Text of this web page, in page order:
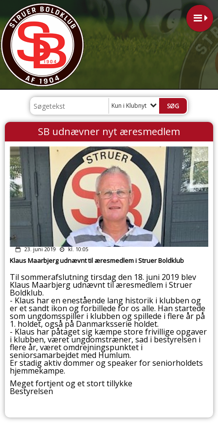
Kun i Klubnyt
SB udnævner nyt æresmedlem
23. juni 2019 kl. 10:05
Klaus Maarbjerg udnævnt til æresmedlem i Struer Boldklub
Til sommerafslutning tirsdag den 18. juni 2019 blev
Klaus Maarbjerg udnævnt til æresmedlem i Struer
Boldklub.
- Klaus har en enestående lang historik i klubben og
er et sandt ikon og forbillede for os alle. Han startede
som ungdomsspiller i klubben og spillede i flere år på
1. holdet, også på Danmarksserie holdet.
- Klaus har påtaget sig kæmpe store frivillige opgaver
i klubben, været ungdomstræner, sad i bestyrelsen i
flere år, været omdrejningspunktet i
seniorsamarbejdet med Humlum.
Er stadig aktiv dommer og speaker for seniorholdets
hjemmekampe.
Meget fortjent og et stort tillykke
Bestyrelsen